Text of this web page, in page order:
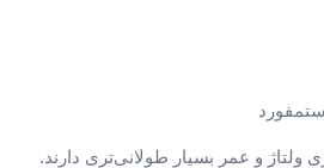
ولتاژ و عمر بسیار طولانی‌تری دارند.